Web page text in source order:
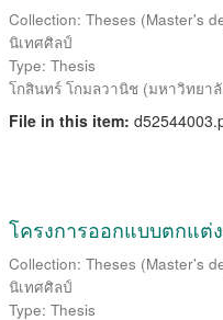
Collection: Theses (Master's
นิเทศศิลป์
Type: Thesis
โกสินทร์ โกมลวานิช (มหาวิทยา
File in this item:
โครงการออกแบบตกแต่
Collection: Theses (Master's
นิเทศศิลป์
Type: Thesis